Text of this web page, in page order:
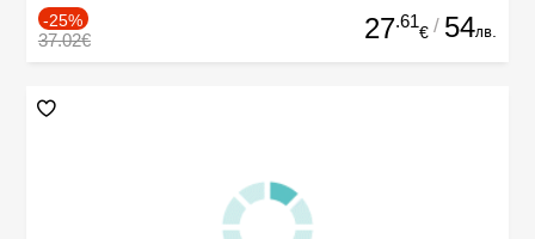
-25%
37.02€ 27.61
€ / 54лв.